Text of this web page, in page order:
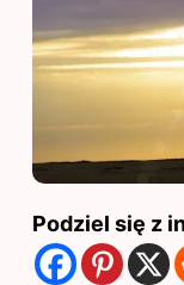
Podziel się z